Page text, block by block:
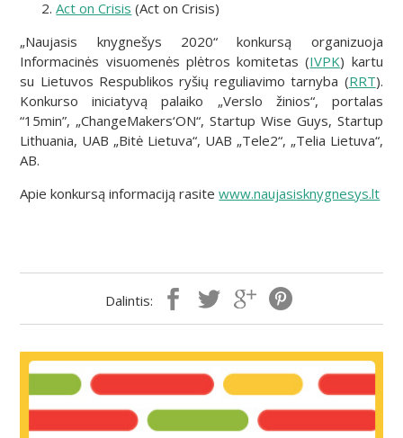
Act on Crisis (Act on Crisis)
„Naujasis knygnešys 2020“ konkursą organizuoja
Informacinės visuomenės plėtros komitetas (IVPK) kartu
su Lietuvos Respublikos ryšių reguliavimo tarnyba (RRT).
Konkurso iniciatyvą palaiko „Verslo žinios“, portalas
“15min”, „ChangeMakers‘ON“, Startup Wise Guys, Startup
Lithuania, UAB „Bitė Lietuva“, UAB „Tele2“, „Telia Lietuva“,
AB.
Apie konkursą informaciją rasitewww.naujasisknygnesys.lt
Dalintis: